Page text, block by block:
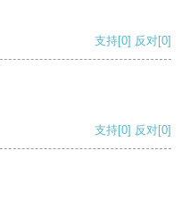
支持[0] 反对[0]
支持[0] 反对[0]